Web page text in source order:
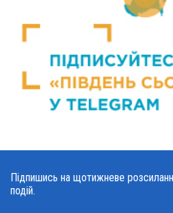
Підпишись на щотижневе
подій.